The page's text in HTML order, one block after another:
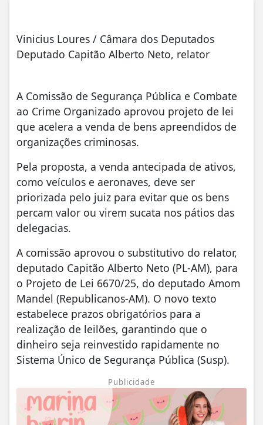
Vinicius Loures / Câmara dos Deputados
Deputado Capitão Alberto Neto, relator
A Comissão de Segurança Pública e Combate
ao Crime Organizado aprovou projeto de lei
que acelera a venda de bens apreendidos de
organizações criminosas.
Pela proposta, a venda antecipada de ativos,
como veículos e aeronaves, deve ser
priorizada pelo juiz para evitar que os bens
percam valor ou virem sucata nos pátios das
delegacias.
A comissão aprovou o substitutivo do relator,
deputado Capitão Alberto Neto (PL-AM), para
o Projeto de Lei 6670/25, do deputado Amom
Mandel (Republicanos-AM). O novo texto
estabelece prazos obrigatórios para a
realização de leilões, garantindo que o
dinheiro seja reinvestido rapidamente no
Sistema Único de Segurança Pública (Susp).
Publicidade